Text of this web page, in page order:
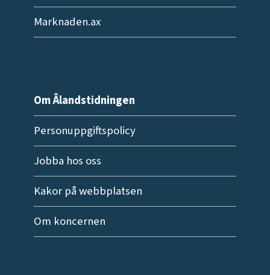
Marknaden.ax
Om Ålandstidningen
Personuppgiftspolicy
Jobba hos oss
Kakor på webbplatsen
Om koncernen